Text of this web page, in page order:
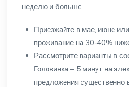
неделю и больше.
Приезжайте в мае, июне
проживание на 30-40%
Рассмотрите варианты в
Головинка – 5 минут на
предложения существенно